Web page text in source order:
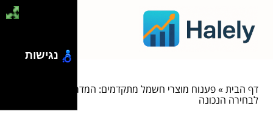
דף הבית»פענוח מוצרי חשמל מתקדמים: המדריך החיוני שלך
לבחירה הנכונה
נגישות